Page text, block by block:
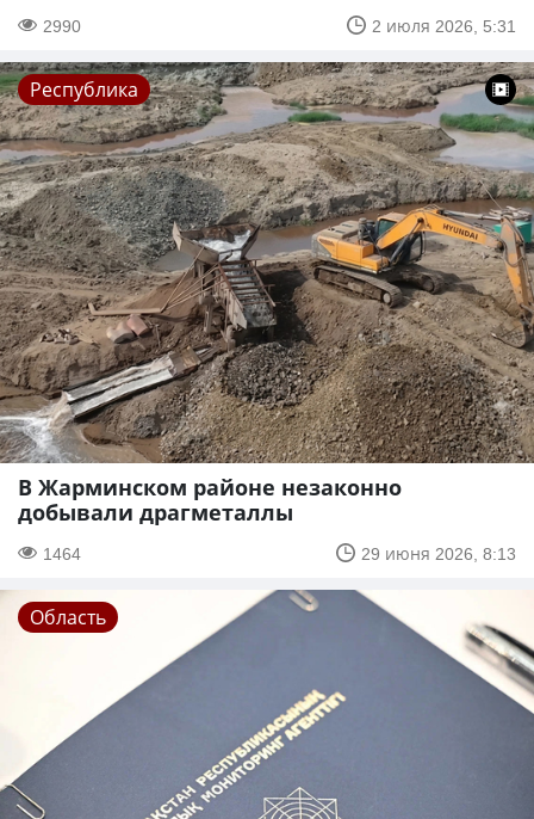
2990 2 июля 2026, 5:31
Республика
В Жарминском районе незаконно
добывали драгметаллы
1464 29 июня 2026, 8:13
Область